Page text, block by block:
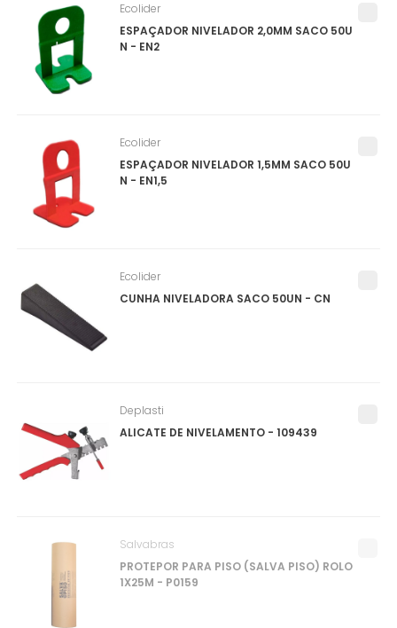
ESPAÇADOR NIVELADOR 2,0MM SACO 50U
N - EN2
Ecolider
ESPAÇADOR NIVELADOR 1,5MM SACO 50U
N - EN1,5
Ecolider
CUNHA NIVELADORA SACO 50UN - CN
Ecolider
ALICATE DE NIVELAMENTO - 109439
Deplasti
PROTEPOR PARA PISO (SALVA PISO) ROLO
1X25M - P0159
Salvabras